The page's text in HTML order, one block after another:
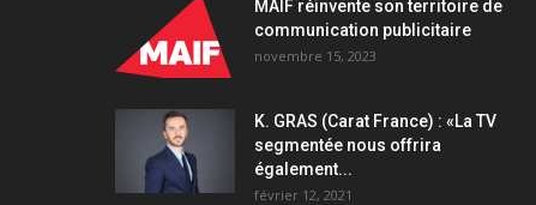
MAIF réinvente son territoire de
communication publicitaire
novembre 15, 2023
K. GRAS (Carat France) : «La TV
segmentée nous offrira
également...
février 12, 2021